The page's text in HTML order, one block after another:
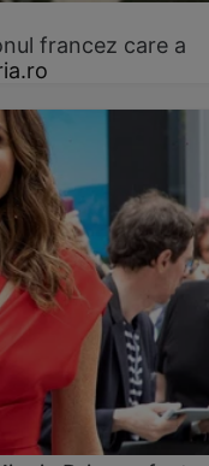
francez care a